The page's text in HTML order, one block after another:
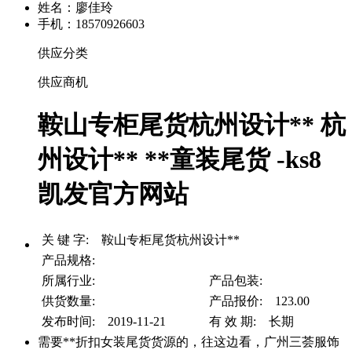
姓名：廖佳玲
手机：18570926603
供应分类
供应商机
鞍山专柜尾货杭州设计** 杭
州设计** **童装尾货 -ks8
凯发官方网站
关 键 字: 鞍山专柜尾货杭州设计**
产品规格:
所属行业:
产品包装:
供货数量:
产品报价: 123.00
发布时间: 2019-11-21
有 效 期: 长期
需要**折扣女装尾货货源的，往这边看，广州三荟服饰